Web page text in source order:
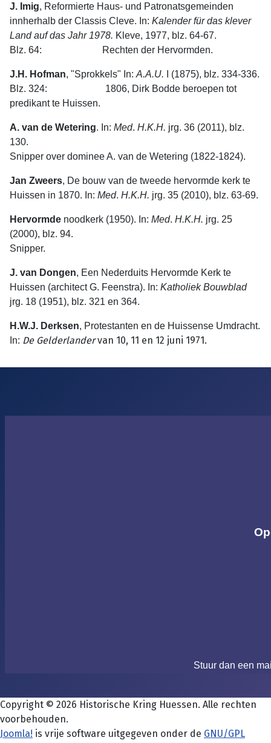
J. Imig, Reformierte Haus- und Patronatsgemeinden
innherhalb der Classis Cleve. In: Kalender für das klever
Land auf das Jahr 1978. Kleve, 1977, blz. 64-67.
Blz. 64: Rechten der Hervormden.
J.H. Hofman, "Sprokkels" In: A.A.U. I (1875), blz. 334-336.
Blz. 324: 1806, Dirk Bodde beroepen tot
predikant te Huissen.
A. van de Wetering. In: Med. H.K.H. jrg. 36 (2011), blz.
130.
Snipper over dominee A. van de Wetering (1822-1824).
Jan Zweers, De bouw van de tweede hervormde kerk te
Huissen in 1870. In: Med. H.K.H. jrg. 35 (2010), blz. 63-69.
Hervormde noodkerk (1950). In: Med. H.K.H. jrg. 25
(2000), blz. 94.
Snipper.
J. van Dongen, Een Nederduits Hervormde Kerk te
Huissen (architect G. Feenstra). In: Katholiek Bouwblad
jrg. 18 (1951), blz. 321 en 364.
H.W.J. Derksen, Protestanten en de Huissense Umdracht.
In: De Gelder­lan­dervan 10, 11 en 12 juni 1971.
Stuur dan een
Copyright © 2026 Historische Kring Huessen. Alle rechten
voorbehouden.
Joomla! is vrije software uitgegeven onder de GNU/GPL